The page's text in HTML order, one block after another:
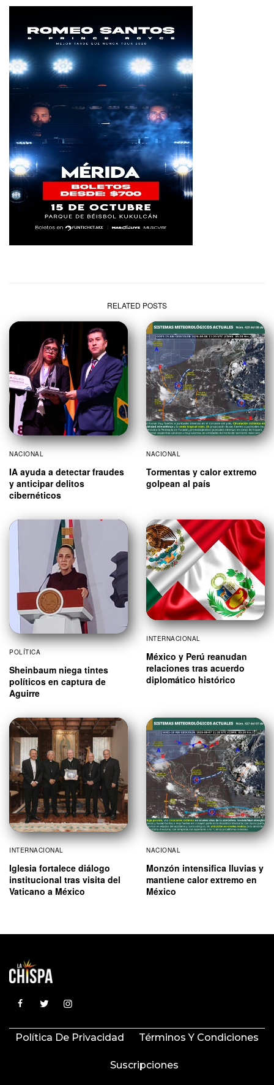
RELATED POSTS
NACIONAL
IA ayuda a detectar fraudes
y anticipar delitos
cibernéticos
NACIONAL
Tormentas y calor extremo
golpean al país
POLÍTICA
Sheinbaum niega tintes
políticos en captura de
Aguirre
INTERNACIONAL
México y Perú reanudan
relaciones tras acuerdo
diplomático histórico
INTERNACIONAL
Iglesia fortalece diálogo
institucional tras visita del
Vaticano a México
NACIONAL
Monzón intensifica lluvias y
mantiene calor extremo en
México
Política De Privacidad Términos Y Condiciones
Suscripciones